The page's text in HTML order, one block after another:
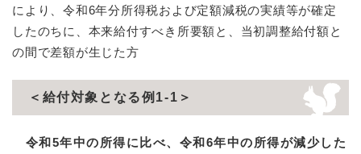
により、令和6年分所得税および定額減税の実績等が確定
したのちに、本来給付すべき所要額と、当初調整給付額と
の間で差額が生じた方
＜給付対象となる例1-1＞
令和5年中の所得に比べ、令和6年中の所得が減少した